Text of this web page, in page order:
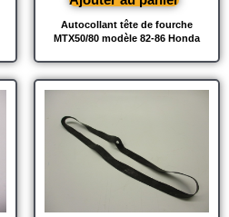
Autocollant tête de fourche
MTX50/80 modèle 82-86 Honda